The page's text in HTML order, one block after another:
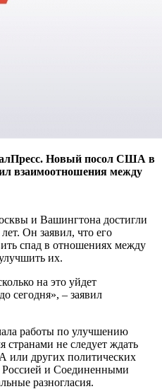
Новый посол США в
взаимоотношения между
и Вашингтона достигли
Он заявил, что его
спад в отношениях между
их.
на это уйдет
сегодня», – заявил
работы по улучшению
не следует ждать
или других политических
и Соединенными
разногласия.